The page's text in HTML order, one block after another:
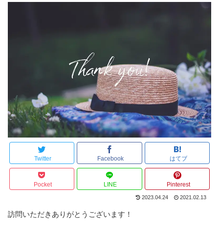
Twitter Facebook はてブ
Pocket LINE Pinterest
2023.04.24 2021.02.13
訪問いただきありがとうございます！